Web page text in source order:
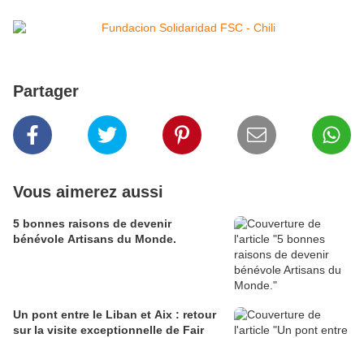
Partager
Vous aimerez aussi
5 bonnes raisons de devenir
bénévole Artisans du Monde.
Un pont entre le Liban et Aix : retour
sur la visite exceptionnelle de Fair